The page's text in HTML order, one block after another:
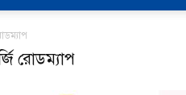
রোডম্যাপ